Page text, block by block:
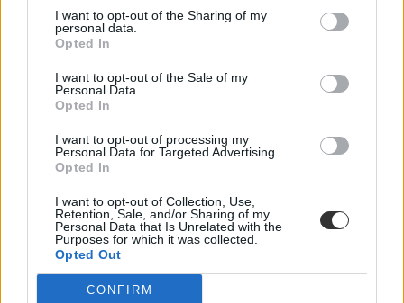
I want to opt-out of the Sharing of my
personal data.
Opted In
I want to opt-out of the Sale of my
Personal Data.
Opted In
I want to opt-out of processing my
Personal Data for Targeted Advertising.
Opted In
I want to opt-out of Collection, Use,
Retention, Sale, and/or Sharing of my
Personal Data that Is Unrelated with the
Purposes for which it was collected.
Opted Out
CONFIRM